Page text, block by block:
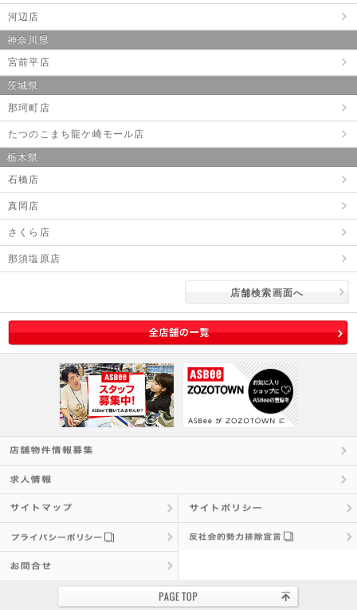
河辺店
神奈川県
宮前平店
茨城県
那珂町店
たつのこまち龍ケ崎モール店
栃木県
石橋店
真岡店
さくら店
那須塩原店
店舗検索画面へ